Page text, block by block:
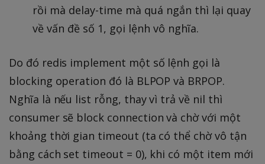
rồi mà delay-time mà quá ngắn thì lại quay
về vấn đề số 1, gọi lệnh vô nghĩa.
Do đó redis implement một số lệnh gọi là
blocking operation đó là BLPOP và BRPOP.
Nghĩa là nếu list rỗng, thay vì trả về nil thì
consumer sẽ block connection và chờ với một
khoảng thời gian timeout (ta có thể chờ vô tận
bằng cách set timeout = 0), khi có một item mới